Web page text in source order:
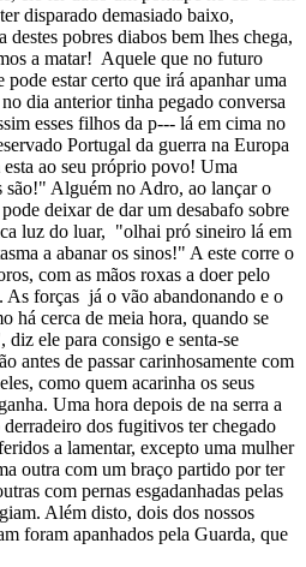
disparado demasiado baixo,
pobres diabos bem lhes chega,
a matar! Aquele que no futuro
pode estar certo que irá apanhar uma
dia anterior tinha pegado conversa
esses filhos da p--- lá em cima no
Portugal da guerra na Europa
ao seu próprio povo! Uma
são!" Alguém no Adro, ao lançar o
deixar de dar um desabafo sobre
luz do luar, "olhai pró sineiro lá em
a abanar os sinos!" A este corre o
com as mãos roxas a doer pelo
As forças já o vão abandonando e o
há cerca de meia hora, quando se
ele para consigo e senta-se
antes de passar carinhosamente com
como quem acarinha os seus
Uma hora depois de na serra a
dos fugitivos ter chegado
a lamentar, excepto uma mulher
outra com um braço partido por ter
com pernas esgadanhadas pelas
Além disto, dois dos nossos
foram apanhados pela Guarda, que